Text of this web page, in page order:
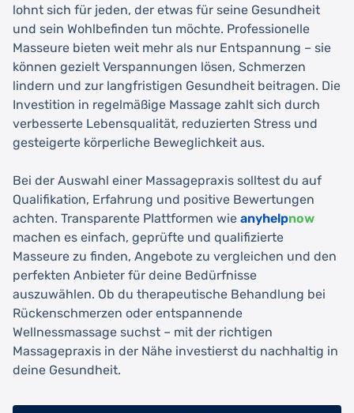
lohnt sich für jeden, der etwas für seine Gesundheit
und sein Wohlbefinden tun möchte. Professionelle
Masseure bieten weit mehr als nur Entspannung – sie
können gezielt Verspannungen lösen, Schmerzen
lindern und zur langfristigen Gesundheit beitragen. Die
Investition in regelmäßige Massage zahlt sich durch
verbesserte Lebensqualität, reduzierten Stress und
gesteigerte körperliche Beweglichkeit aus.
Bei der Auswahl einer Massagepraxis solltest du auf
Qualifikation, Erfahrung und positive Bewertungen
achten. Transparente Plattformen wie anyhelpnow
machen es einfach, geprüfte und qualifizierte
Masseure zu finden, Angebote zu vergleichen und den
perfekten Anbieter für deine Bedürfnisse
auszuwählen. Ob du therapeutische Behandlung bei
Rückenschmerzen oder entspannende
Wellnessmassage suchst – mit der richtigen
Massagepraxis in der Nähe investierst du nachhaltig in
deine Gesundheit.